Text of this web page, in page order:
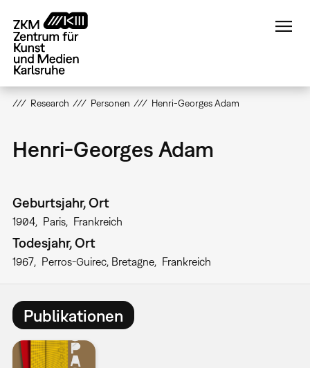
zum
Inhalt
Research Personen Henri-Georges Adam
Henri-Georges Adam
Geburtsjahr, Ort
1904 Paris Frankreich
Todesjahr, Ort
1967 Perros-Guirec, Bretagne Frankreich
Publikationen